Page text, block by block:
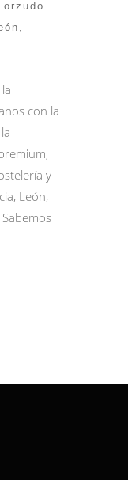
con la
y
León,